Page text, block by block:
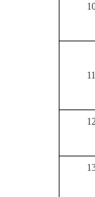
11
12